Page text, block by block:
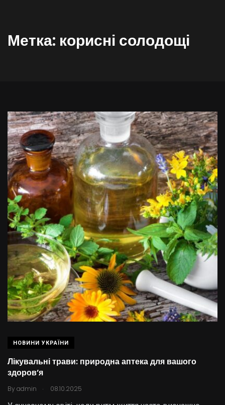
Метка: корисні солодощі
НОВИНИ УКРАЇНИ
Лікувальні трави: природна аптека для вашого
здоров’я
By admin . 08.10.2025